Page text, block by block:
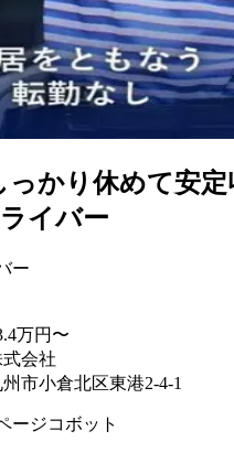
かり休めて安定
イバー
ー
万円〜
会社
市小倉北区東港2-4-1
ージコボット